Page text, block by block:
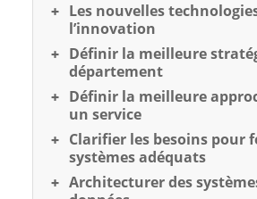
Les nouvelles
l’innovation
Définir la meilleure
département
Définir la meilleure
un service
Clarifier les besoins pour
systèmes adéquats
Architecturer des